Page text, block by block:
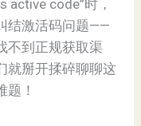
active code”时，
结激活码问题——
不到正规获取渠
就掰开揉碎聊聊这
题！